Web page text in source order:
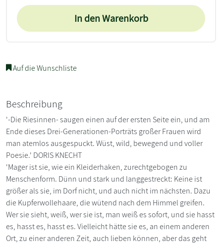
In den Warenkorb
Auf die Wunschliste
Beschreibung
'-Die Riesinnen- saugen einen auf der ersten Seite ein, und am
Ende dieses Drei-Generationen-Porträts großer Frauen wird
man atemlos ausgespuckt. Wüst, wild, bewegend und voller
Poesie.' DORIS KNECHT
'Mager ist sie, wie ein Kleiderhaken, zurechtgebogen zu
Menschenform. Dünn und stark und langgestreckt: Keine ist
größer als sie, im Dorf nicht, und auch nicht im nächsten. Dazu
die Kupferwollehaare, die wütend nach dem Himmel greifen.
Wer sie sieht, weiß, wer sie ist, man weiß es sofort, und sie hasst
es, hasst es, hasst es. Vielleicht hätte sie es, an einem anderen
Ort, zu einer anderen Zeit, auch lieben können, aber das geht